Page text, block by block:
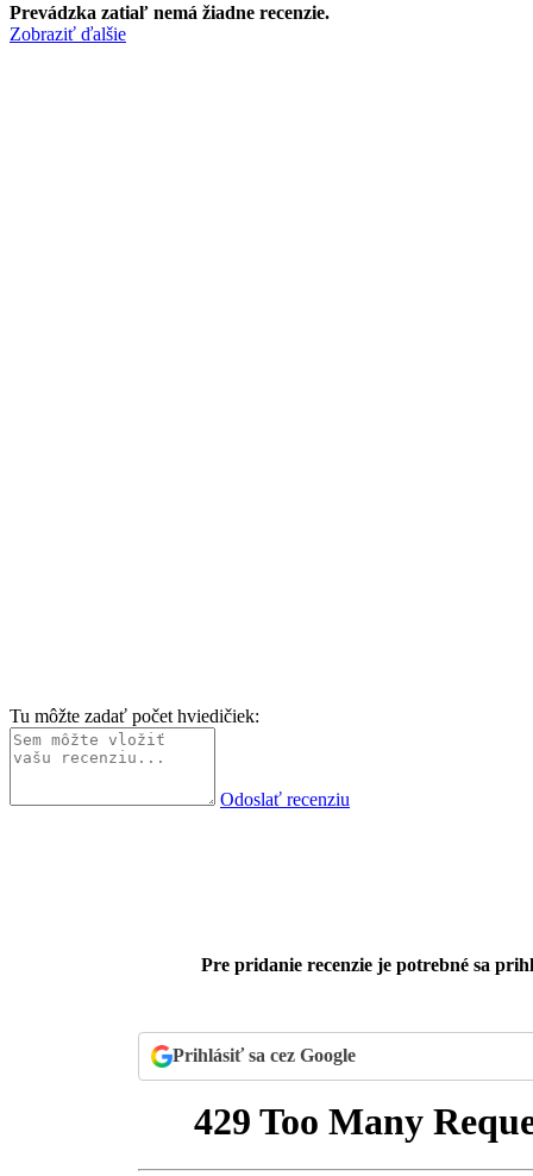
Prevádzka zatiaľ nemá žiadne recenzie.
Zobraziť ďalšie
Tu môžte zadať počet hviedičiek:
Odoslať recenziu
Pre pridanie recenzie je potrebné sa
Prihlásiť sa cez Google